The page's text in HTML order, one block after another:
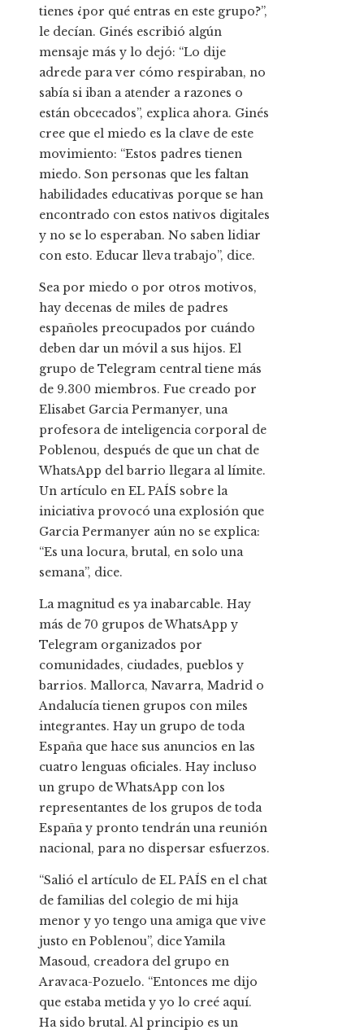
tienes ¿por qué entras en este grupo?”,
le decían. Ginés escribió algún
mensaje más y lo dejó: “Lo dije
adrede para ver cómo respiraban, no
sabía si iban a atender a razones o
están obcecados”, explica ahora. Ginés
cree que el miedo es la clave de este
movimiento: “Estos padres tienen
miedo. Son personas que les faltan
habilidades educativas porque se han
encontrado con estos nativos digitales
y no se lo esperaban. No saben lidiar
con esto. Educar lleva trabajo”, dice.
Sea por miedo o por otros motivos,
hay decenas de miles de padres
españoles preocupados por cuándo
deben dar un móvil a sus hijos. El
grupo de Telegram central tiene más
de 9.300 miembros. Fue creado por
Elisabet Garcia Permanyer, una
profesora de inteligencia corporal de
Poblenou, después de que un chat de
WhatsApp del barrio llegara al límite.
Un artículo en EL PAÍS sobre la
iniciativa provocó una explosión que
Garcia Permanyer aún no se explica:
“Es una locura, brutal, en solo una
semana”, dice.
La magnitud es ya inabarcable. Hay
más de 70 grupos de WhatsApp y
Telegram organizados por
comunidades, ciudades, pueblos y
barrios. Mallorca, Navarra, Madrid o
Andalucía tienen grupos con miles
integrantes. Hay un grupo de toda
España que hace sus anuncios en las
cuatro lenguas oficiales. Hay incluso
un grupo de WhatsApp con los
representantes de los grupos de toda
España y pronto tendrán una reunión
nacional, para no dispersar esfuerzos.
“Salió el artículo de EL PAÍS en el chat
de familias del colegio de mi hija
menor y yo tengo una amiga que vive
justo en Poblenou”, dice Yamila
Masoud, creadora del grupo en
Aravaca-Pozuelo. “Entonces me dijo
que estaba metida y yo lo creé aquí.
Ha sido brutal. Al principio es un